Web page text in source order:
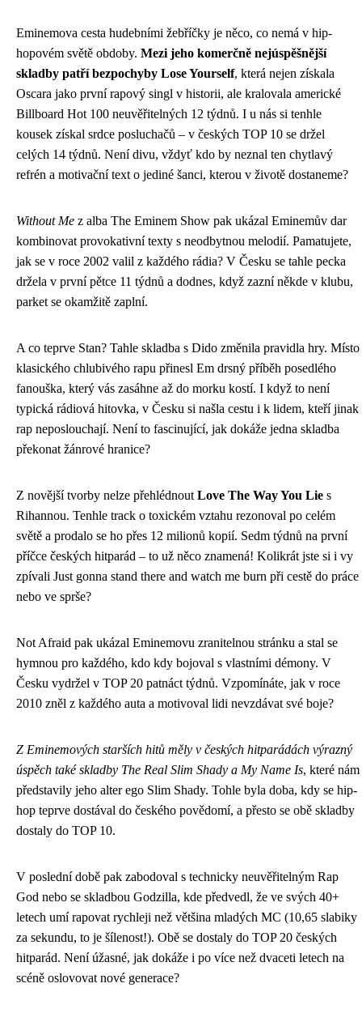
Eminemova cesta hudebními žebříčky je něco, co nemá v hip-
hopovém světě obdoby. Mezi jeho komerčně nejúspěšnější
skladby patří bezpochyby Lose Yourself, která nejen získala
Oscara jako první rapový singl v historii, ale kralovala americké
Billboard Hot 100 neuvěřitelných 12 týdnů. I u nás si tenhle
kousek získal srdce posluchačů – v českých TOP 10 se držel
celých 14 týdnů. Není divu, vždyť kdo by neznal ten chytlavý
refrén a motivační text o jediné šanci, kterou v životě dostaneme?
Without Me z alba The Eminem Show pak ukázal Eminemův dar
kombinovat provokativní texty s neodbytnou melodií. Pamatujete,
jak se v roce 2002 valil z každého rádia? V Česku se tahle pecka
držela v první pětce 11 týdnů a dodnes, když zazní někde v klubu,
parket se okamžitě zaplní.
A co teprve Stan? Tahle skladba s Dido změnila pravidla hry. Místo
klasického chlubivého rapu přinesl Em drsný příběh posedlého
fanouška, který vás zasáhne až do morku kostí. I když to není
typická rádiová hitovka, v Česku si našla cestu i k lidem, kteří jinak
rap neposlouchají. Není to fascinující, jak dokáže jedna skladba
překonat žánrové hranice?
Z novější tvorby nelze přehlédnout Love The Way You Lie s
Rihannou. Tenhle track o toxickém vztahu rezonoval po celém
světě a prodalo se ho přes 12 milionů kopií. Sedm týdnů na první
příčce českých hitparád – to už něco znamená! Kolikrát jste si i vy
zpívali Just gonna stand there and watch me burn při cestě do práce
nebo ve sprše?
Not Afraid pak ukázal Eminemovu zranitelnou stránku a stal se
hymnou pro každého, kdo kdy bojoval s vlastními démony. V
Česku vydržel v TOP 20 patnáct týdnů. Vzpomínáte, jak v roce
2010 zněl z každého auta a motivoval lidi nevzdávat své boje?
Z Eminemových starších hitů měly v českých hitparádách výrazný
úspěch také skladby The Real Slim Shady a My Name Is, které nám
představily jeho alter ego Slim Shady. Tohle byla doba, kdy se hip-
hop teprve dostával do českého povědomí, a přesto se obě skladby
dostaly do TOP 10.
V poslední době pak zabodoval s technicky neuvěřitelným Rap
God nebo se skladbou Godzilla, kde předvedl, že ve svých 40+
letech umí rapovat rychleji než většina mladých MC (10,65 slabiky
za sekundu, to je šílenost!). Obě se dostaly do TOP 20 českých
hitparád. Není úžasné, jak dokáže i po více než dvaceti letech na
scéně oslovovat nové generace?